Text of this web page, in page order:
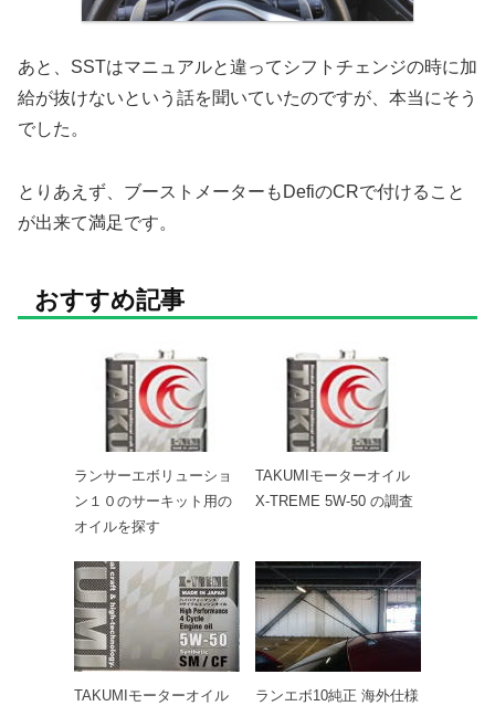
あと、SSTはマニュアルと違ってシフトチェンジの時に加
給が抜けないという話を聞いていたのですが、本当にそう
でした。
とりあえず、ブーストメーターもDefiのCRで付けること
が出来て満足です。
おすすめ記事
ランサーエボリューショ
ン１０のサーキット用の
オイルを探す
TAKUMIモーターオイル
X-TREME 5W-50 の調査
TAKUMIモーターオイル
ランエボ10純正 海外仕様